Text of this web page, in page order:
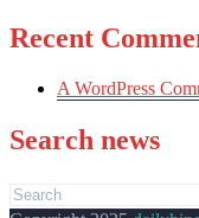
Recent
A WordPress
Search news